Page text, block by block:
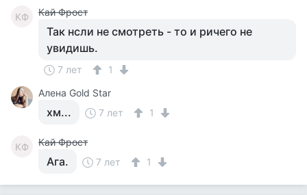
КФ Кай Фрост
Так нсли не смотреть - то и ричего не
увидишь.
7 лет
1
Алена Gold Star
хм... 7 лет 1
КФ Кай Фрост
Ага. 7 лет 1